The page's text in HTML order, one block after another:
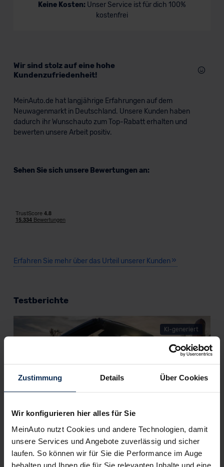
Zustimmung Details Über Cookies
Wir konfigurieren hier alles für Sie
MeinAuto nutzt Cookies und andere Technologien, damit
unsere Services und Angebote zuverlässig und sicher
laufen. So können wir für Sie die Performance im Auge
behalten und Ihnen die für Sie relevanten Inhalte und eine
Keine Kosten: Unser Service ist für dich 100%
kostenfrei
Wir sind stolz auf eine hohe
Kundenzufriedenheit!
MeinAuto.de hat langjährige Erfahrungen auf dem
Neuwagenmarkt in Deutschland. Unsere Kunden haben
dadurch ihr Wunschauto zum Top-Rabatt erhalten und
bewerten unsere Arbeit positiv.
Sehen Sie sich unsere Bewertungen an:
Erfahren Sie mehr über das Urteil unserer Kunden
Testberichte
KI-generiert
Jaguar F-Type Cabrio (Test 2023): Ende mit
Pauken und Trompeten?
An Eleganz, Sportlichkeit und Luxus mangelt es bei Jaguar